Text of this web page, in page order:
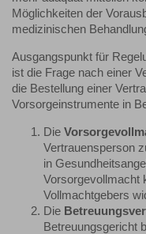
Möglichkeiten der
medizinischen
Ausgangspunkt für
ist die Frage nach einer
die Bestellung einer
Vorsorgeinstrumente in
Die
Vertrauensperson
in
Vorsorgevollmacht
Vollmachtgebers
Die
Betreuungsgericht